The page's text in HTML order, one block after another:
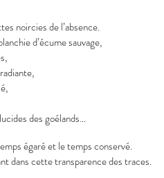
noircies de l’absence.
d’écume sauvage,
des goélands…
égaré et le temps conservé.
dans cette transparence des traces.